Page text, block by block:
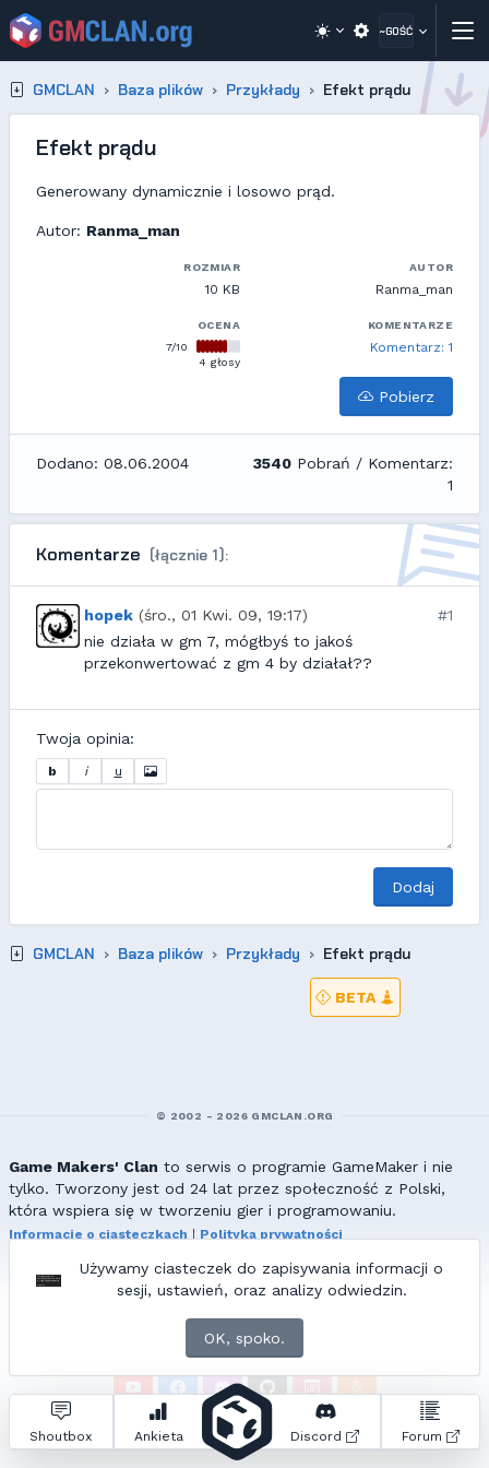
~GOŚĆ
GMCLAN Baza plików Przykłady Efekt prądu
Efekt prądu
Generowany dynamicznie i losowo prąd.
Autor: Ranma_man
ROZMIAR
10 KB
AUTOR
Ranma_man
OCENA
7/10
4 głosy
KOMENTARZE
Komentarz: 1
Pobierz
Dodano: 08.06.2004 3540 Pobrań / Komentarz:
1
Komentarze (łącznie 1):
hopek (śro., 01 Kwi. 09, 19:17)
#1
nie działa w gm 7, mógłbyś to jakoś
przekonwertować z gm 4 by działał??
Twoja opinia:
b i u
Dodaj
GMCLAN Baza plików Przykłady Efekt prądu
Używamy ciasteczek do zapisywania informacji o
sesji, ustawień, oraz analizy odwiedzin.
OK, spoko.
Shoutbox Ankieta Discord Forum
BETA
© 2002 - 2026 GMCLAN.ORG
Game Makers' Clan to serwis o programie GameMaker i nie
tylko. Tworzony jest od 24 lat przez społeczność z Polski,
która wspiera się w tworzeniu gier i programowaniu.
Informacje o ciasteczkach
Polityka prywatności
Wszelkie prawa zastrzeżone. Kopiowanie materiałów bez zgody
redakcji zabronione!
ZNAJDZIESZ NAS TAKŻE NA:
Zapytań do bazy: • Czas generowania: